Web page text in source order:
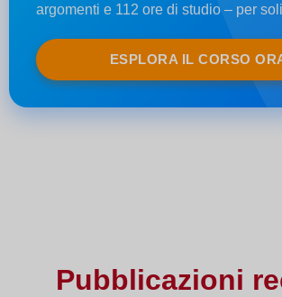
argomenti e 112 ore di studio – per
ESPLORA IL CORSO
Pubblicazioni